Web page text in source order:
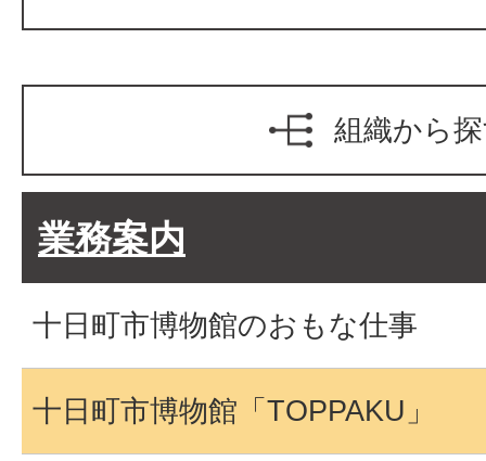
組織から
業務案内
十日町市博物館のおもな仕事
十日町市博物館「TOPPAKU」